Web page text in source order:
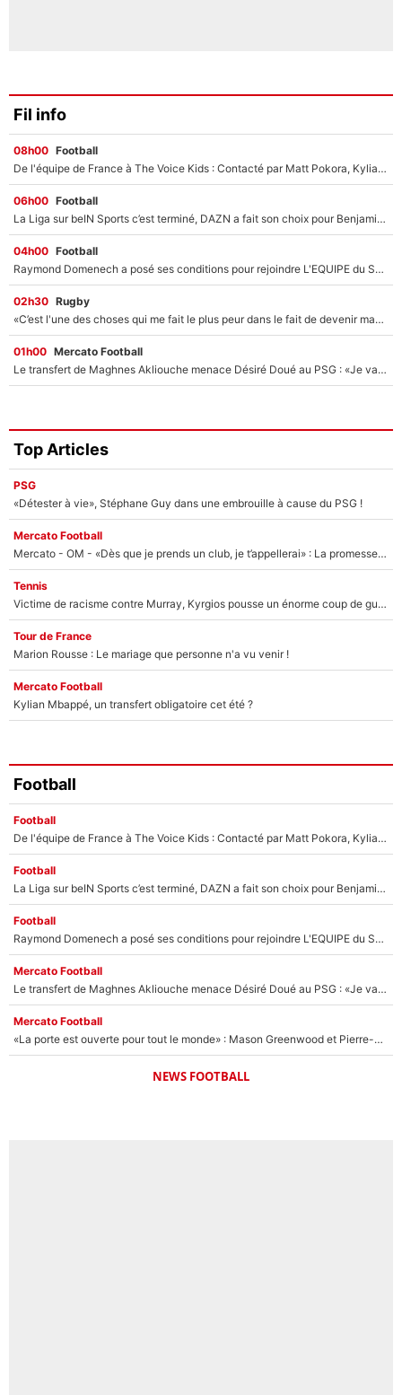
Fil info
08h00 Football
De l'équipe de France à The Voice Kids : Contacté par Matt Pokora, Kylian Mbappé a accepté de jouer un rôle inédit sur TF1 !
06h00 Football
La Liga sur beIN Sports c’est terminé, DAZN a fait son choix pour Benjamin Da Silva et Omar Da Fonseca !
04h00 Football
Raymond Domenech a posé ses conditions pour rejoindre L'EQUIPE du Soir : Il refuse de faire l'émission avec un autre chroniqueur !
02h30 Rugby
«C’est l'une des choses qui me fait le plus peur dans le fait de devenir maman» : En couple avec Antoine Dupont, Iris Mittenaere s'inquiète déjà pour ses futurs enfants !
01h00 Mercato Football
Le transfert de Maghnes Akliouche menace Désiré Doué au PSG : «Je valide à 200%»
Top Articles
PSG
«Détester à vie», Stéphane Guy dans une embrouille à cause du PSG !
Mercato Football
Mercato - OM - «Dès que je prends un club, je t’appellerai» : La promesse de Marcelino au moment de claquer la porte
Tennis
Victime de racisme contre Murray, Kyrgios pousse un énorme coup de gueule !
Tour de France
Marion Rousse : Le mariage que personne n'a vu venir !
Mercato Football
Kylian Mbappé, un transfert obligatoire cet été ?
Football
Football
De l'équipe de France à The Voice Kids : Contacté par Matt Pokora, Kylian Mbappé a accepté de jouer un rôle inédit sur TF1 !
Football
La Liga sur beIN Sports c’est terminé, DAZN a fait son choix pour Benjamin Da Silva et Omar Da Fonseca !
Football
Raymond Domenech a posé ses conditions pour rejoindre L'EQUIPE du Soir : Il refuse de faire l'émission avec un autre chroniqueur !
Mercato Football
Le transfert de Maghnes Akliouche menace Désiré Doué au PSG : «Je valide à 200%»
Mercato Football
«La porte est ouverte pour tout le monde» : Mason Greenwood et Pierre-Emerick Aubameyang ont quitté l'OM, Amine Gouiri balance sur la suite du mercato et sur la réaction du vestiaire !
NEWS FOOTBALL